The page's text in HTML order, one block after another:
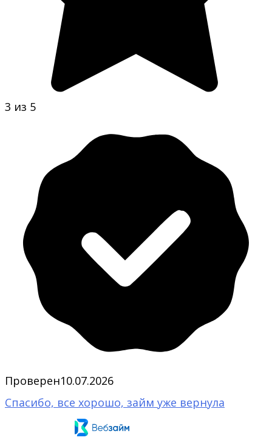
3 из 5
Проверен10.07.2026
Спасибо, все хорошо, займ уже вернула